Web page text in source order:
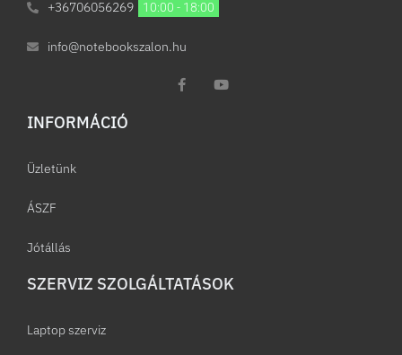
+36706056269 10:00 - 18:00
info@notebookszalon.hu
INFORMÁCIÓ​
Üzletünk
ÁSZF
Jótállás
SZERVIZ SZOLGÁLTATÁSOK
Laptop szerviz